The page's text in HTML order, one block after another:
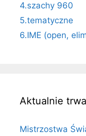
4.szachy 960
5.tematyczne
6.IME (open,
Aktualnie
Mistrzostwa